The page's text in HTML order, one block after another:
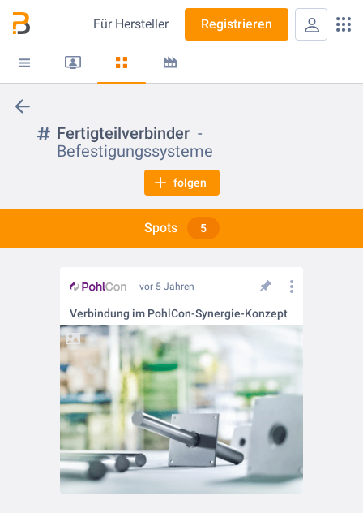
Für Hersteller Registrieren
Fertigteilverbinder
Befestigungssysteme
folgen
Spots 5
vor 5 Jahren
Verbindung im PohlCon-Synergie-Konzept